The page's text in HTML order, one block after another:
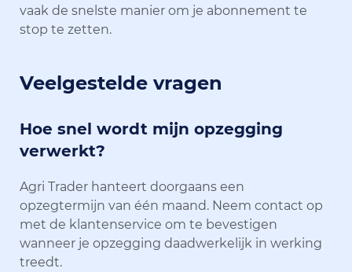
vaak de snelste manier om je abonnement te
stop te zetten.
Veelgestelde vragen
Hoe snel wordt mijn opzegging
verwerkt?
Agri Trader hanteert doorgaans een
opzegtermijn van één maand. Neem contact op
met de klantenservice om te bevestigen
wanneer je opzegging daadwerkelijk in werking
treedt.